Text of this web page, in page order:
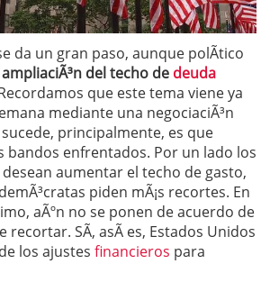
da un gran paso, aunque polÃ­tico
ampliaciÃ³n del techo de deuda
que este tema viene ya
mediante una negociaciÃ³n
principalmente, es que
bandos enfrentados. Por un lado los
aumentar el techo de gasto,
piden mÃ¡s recortes. En
aÃºn no se ponen de acuerdo de
recortar. SÃ­, asÃ­ es, Estados Unidos
los ajustes financieros para